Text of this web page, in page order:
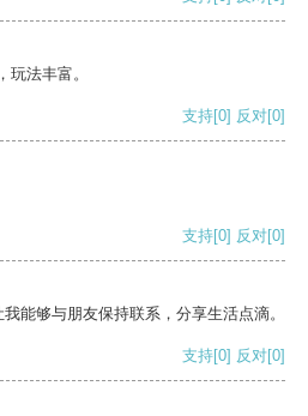
法丰富。
支持[0] 反对[0]
支持[0] 反对[0]
能够与朋友保持联系，分享生活点滴。
支持[0] 反对[0]